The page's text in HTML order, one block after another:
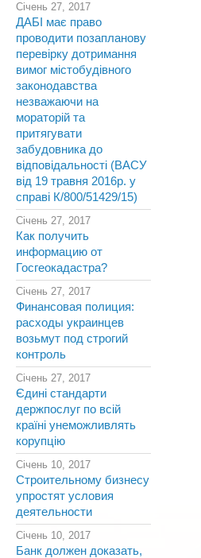
Січень 27, 2017
ДАБІ має право
проводити позапланову
перевірку дотримання
вимог містобудівного
законодавства
незважаючи на
мораторій та
притягувати
забудовника до
відповідальності (ВАСУ
від 19 травня 2016р. у
справі К/800/51429/15)
Січень 27, 2017
Как получить
информацию от
Госгеокадастра?
Січень 27, 2017
Финансовая полиция:
расходы украинцев
возьмут под строгий
контроль
Січень 27, 2017
Єдині стандарти
держпослуг по всій
країні унеможливлять
корупцію
Січень 10, 2017
Строительному бизнесу
упростят условия
деятельности
Січень 10, 2017
Банк должен доказать,